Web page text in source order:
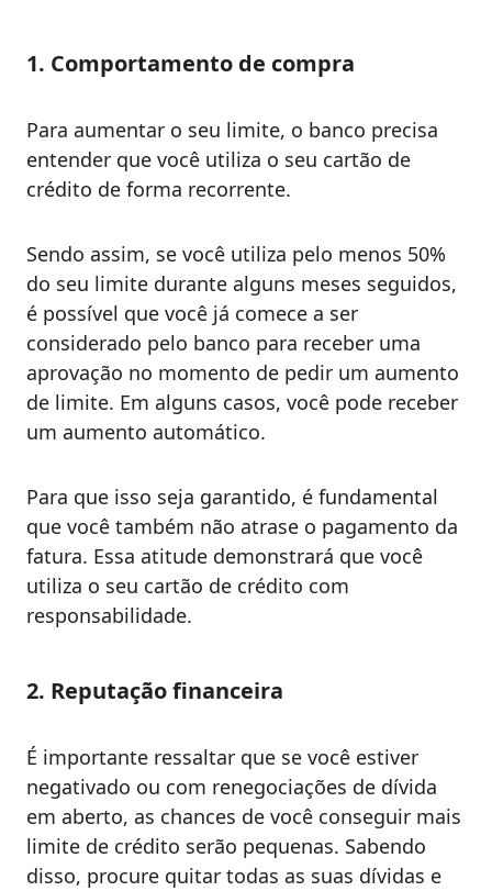
1. Comportamento de compra
Para aumentar o seu limite, o banco precisa
entender que você utiliza o seu cartão de
crédito de forma recorrente.
Sendo assim, se você utiliza pelo menos 50%
do seu limite durante alguns meses seguidos,
é possível que você já comece a ser
considerado pelo banco para receber uma
aprovação no momento de pedir um aumento
de limite. Em alguns casos, você pode receber
um aumento automático.
Para que isso seja garantido, é fundamental
que você também não atrase o pagamento da
fatura. Essa atitude demonstrará que você
utiliza o seu cartão de crédito com
responsabilidade.
2. Reputação financeira
É importante ressaltar que se você estiver
negativado ou com renegociações de dívida
em aberto, as chances de você conseguir mais
limite de crédito serão pequenas. Sabendo
disso, procure quitar todas as suas dívidas e